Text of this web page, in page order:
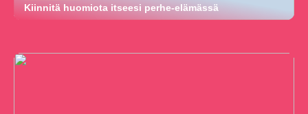
Kiinnitä huomiota itseesi perhe-elämässä